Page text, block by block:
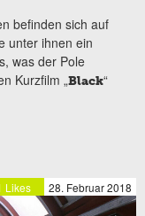
befinden sich auf
unter ihnen ein
was der Pole
Kurzfilm „Black“
28. Februar 2018
Likes